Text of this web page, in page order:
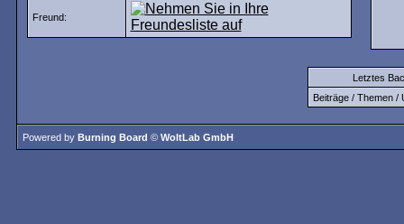
Freund:
Letztes
Beiträge / Themen /
Powered by Burning Board © WoltLab GmbH